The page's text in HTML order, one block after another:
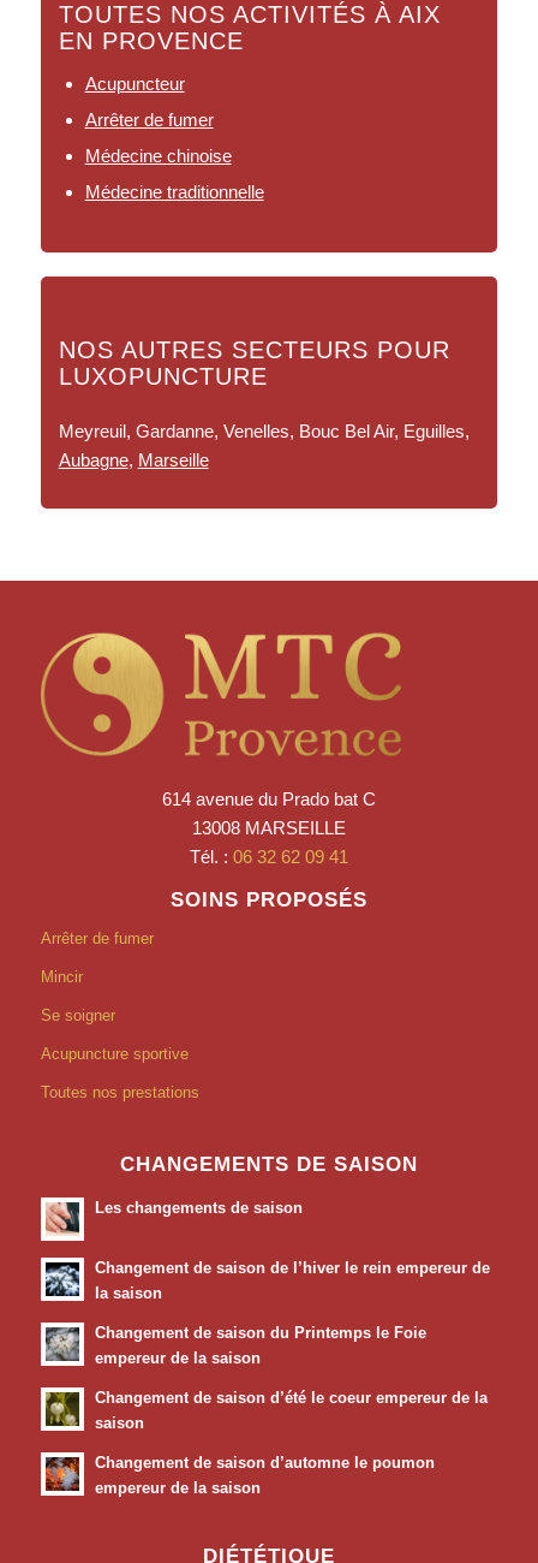
TOUTES NOS ACTIVITÉS À AIX
EN PROVENCE
Acupuncteur
Arrêter de fumer
Médecine chinoise
Médecine traditionnelle
NOS AUTRES SECTEURS POUR
LUXOPUNCTURE
Meyreuil, Gardanne, Venelles, Bouc Bel Air, Eguilles,
Aubagne, Marseille
614 avenue du Prado bat C
13008 MARSEILLE
Tél. : 06 32 62 09 41
SOINS PROPOSÉS
Arrêter de fumer
Mincir
Se soigner
Acupuncture sportive
Toutes nos prestations
CHANGEMENTS DE SAISON
Les changements de saison
Changement de saison de l’hiver le rein empereur de
la saison
Changement de saison du Printemps le Foie
empereur de la saison
Changement de saison d’été le coeur empereur de la
saison
Changement de saison d’automne le poumon
empereur de la saison
DIÉTÉTIQUE